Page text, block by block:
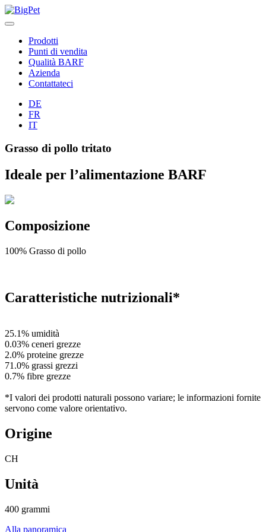
Skip
to
Prodotti
Punti di vendita
Qualità BARF
Azienda
Contattateci
DE
FR
IT
Grasso di pollo tritato
Ideale per l’alimentazione BARF
Composizione
100% Grasso di pollo
Caratteristiche nutrizionali*
25.1% umidità
0.03% ceneri grezze
2.0% proteine grezze
71.0% grassi grezzi
0.7% fibre grezze
*I valori dei prodotti naturali possono variare; le informazioni fornite
servono come valore orientativo.
Origine
CH
Unità
400 grammi
Alla panoramica